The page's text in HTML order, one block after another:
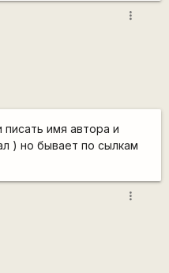
more_vert
имя автора и
) но бывает по сылкам
more_vert